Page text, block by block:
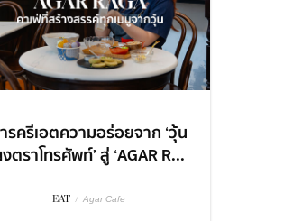
รครีเอตความอร่อยจาก ‘วุ้น
ตราโทรศัพท์’ สู่ ‘AGAR R...
EAT / Agar Cafe